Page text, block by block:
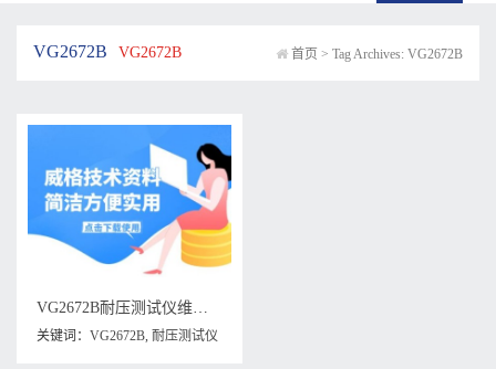
VG2672B VG2672B 首页 > Tag Archives: VG2672B
VG2672B耐压测试仪维修手册下载
关键词： VG2672B, 耐压测试仪